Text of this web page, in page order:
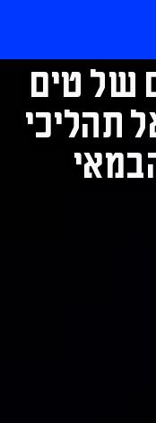
של טים
תהליכי